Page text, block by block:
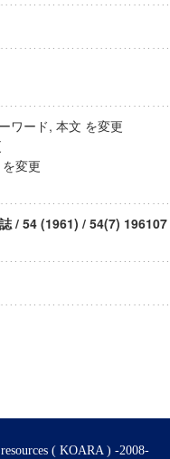
ワード, 本文 を変更
変更
/ 54 (1961) / 54(7) 196107
( KOARA ) -2008-